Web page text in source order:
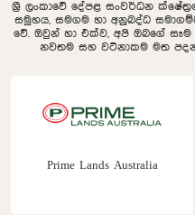
ශ්‍රී ලංකාවේ දේපළ සංවර්ධන
සමුහය, සමගම හා අනුබද්ධ
වේ. ඔවුන් හා එක්ව, අපි ඔබගේ
නවතම සහ වටිනාකම මත
Prime Lands Australia